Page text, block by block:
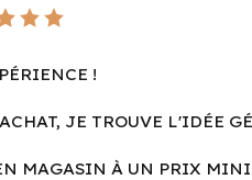
!
JE TROUVE L'IDÉE
MAGASIN À UN PRIX